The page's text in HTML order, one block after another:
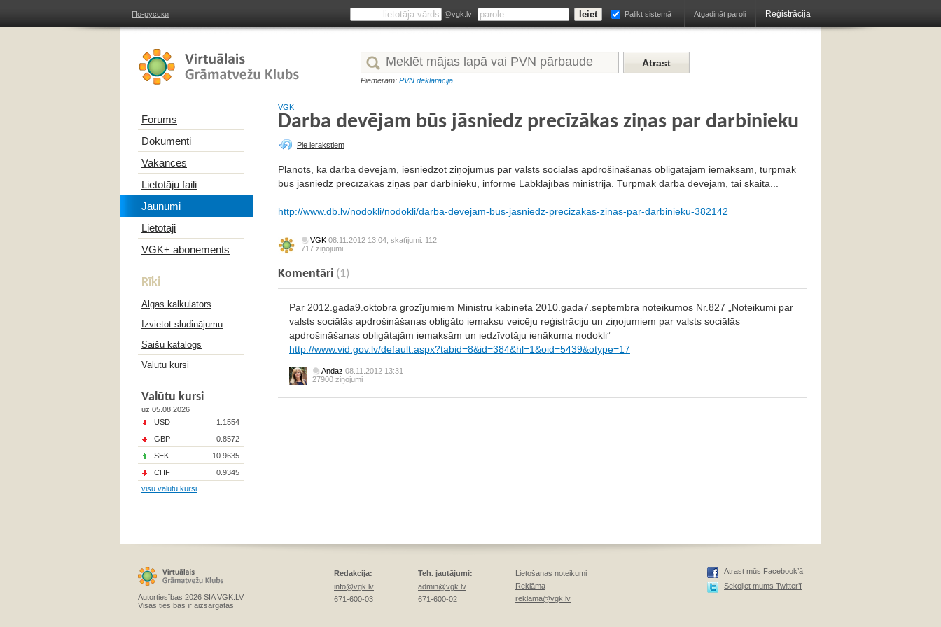
По-русски Atgadināt paroli Reģistrācija
@vgk.lv Palikt sistemā
Piemēram: PVN deklarācija
Forums
Dokumenti
Vakances
Lietotāju faili
Jaunumi
Lietotāji
VGK+ abonements
Rīki
Algas kalkulators
Izvietot sludinājumu
Saišu katalogs
Valūtu kursi
Valūtu kursi
uz 05.08.2026
USD
1.1554
GBP
0.8572
SEK
10.9635
CHF
0.9345
visu valūtu kursi
VGK
Darba devējam būs jāsniedz precīzākas ziņas par darbinieku
Pie ierakstiem
Plānots, ka darba devējam, iesniedzot ziņojumus par valsts sociālās apdrošināšanas obligātajām iemaksām, turpmāk
būs jāsniedz precīzākas ziņas par darbinieku, informē Labklājības ministrija. Turpmāk darba devējam, tai skaitā...
http://www.db.lv/nodokli/nodokli/darba-devejam-bus-jasniedz-precizakas-zinas-par-darbinieku-382142
VGK 08.11.2012 13:04, skatījumi: 112
717 ziņojumi
Komentāri (1)
Par 2012.gada9.oktobra grozījumiem Ministru kabineta 2010.gada7.septembra noteikumos Nr.827 „Noteikumi par
valsts sociālās apdrošināšanas obligāto iemaksu veicēju reģistrāciju un ziņojumiem par valsts sociālās
apdrošināšanas obligātajām iemaksām un iedzīvotāju ienākuma nodokli”
http://www.vid.gov.lv/default.aspx?tabid=8&id=384&hl=1&oid=5439&otype=17
Andaz 08.11.2012 13:31
27900 ziņojumi
Autortiesības 2026 SIA VGK.LV
Visas tiesības ir aizsargātas
Redakcija:
info@vgk.lv
671-600-03
Teh. jautājumi:
admin@vgk.lv
671-600-02
Lietošanas noteikumi
Reklāma
reklama@vgk.lv
Atrast mūs Facebook’ā
Sekojiet mums Twitter’ī